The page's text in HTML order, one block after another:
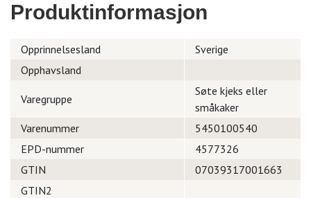
Produktinformasjon
Opprinnelsesland
Sverige
Opphavsland
Varegruppe
Søte kjeks eller
småkaker
Varenummer
5450100540
EPD-nummer
4577326
GTIN
07039317001663
GTIN2